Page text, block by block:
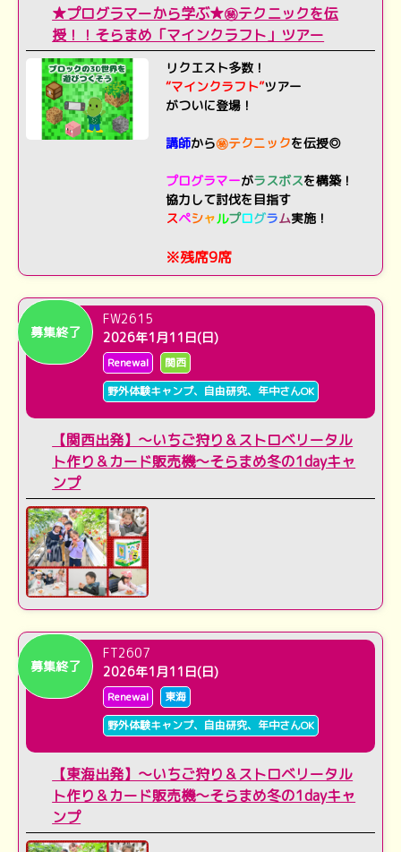
★プログラマーから学ぶ★㊙テクニックを伝
授！！そらまめ「マインクラフト」ツアー
リクエスト多数！
“マインクラフト”ツアー
がついに登場！
講師から㊙テクニックを伝授◎
プログラマーがラスボスを構築！
協力して討伐を目指す
スペシャルプログラム実施！
※残席9席
募集終了
FW2615
2026年1月11日(日)
Renewal
関西
野外体験キャンプ、自由研究、年中さんOK
【関西出発】～いちご狩り＆ストロベリータル
ト作り＆カード販売機～そらまめ冬の1dayキャ
ンプ
募集終了
FT2607
2026年1月11日(日)
Renewal
東海
野外体験キャンプ、自由研究、年中さんOK
【東海出発】～いちご狩り＆ストロベリータル
ト作り＆カード販売機～そらまめ冬の1dayキャ
ンプ